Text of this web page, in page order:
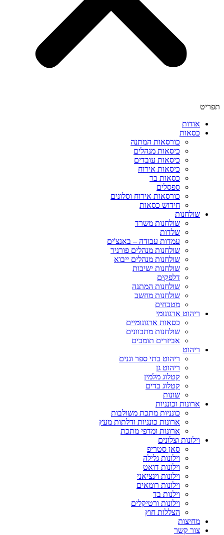
תפריט
אודות
כסאות
כורסאות המתנה
כיסאות מנהלים
כיסאות עובדים
כיסאות אירוח
כסאות בר
ספסלים
כורסאות אירוח וסלונים
חידוש כסאות
שולחנות
שולחנות משרד
שלדות
עמדות עבודה – באנצ'ים
שולחנות מנהלים פורניר
שולחנות מנהלים ייבוא
שולחנות ישיבות
דלפקים
שולחנות המתנה
שולחנות מחשב
מטבחים
ריהוט ארגונומי
כסאות ארגונומיים
שולחנות מתכוונים
אביזרים תומכים
ריהוט
ריהוט בתי ספר וגנים
ריהוט גן
קטלוג מלמין
קטלוג בדים
שונות
ארונות וכונניות
כונניות מתכת משולבות
ארונות כונניות ודלתות מעץ
ארונות ומדפי מתכת
וילונות וצלונים
סאן סטריפ
וילונות גלילה
וילונות דואט
וילונות וינציאני
וילונות רומאים
וילנות בד
וילונות ורטיקלים
הצללות חוץ
מחיצות
צור קשר